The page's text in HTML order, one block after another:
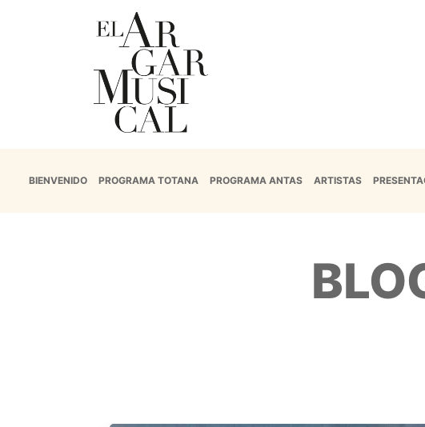
BIENVENIDO PROGRAMA TOTANA PROGRAMA ANTAS ARTISTAS